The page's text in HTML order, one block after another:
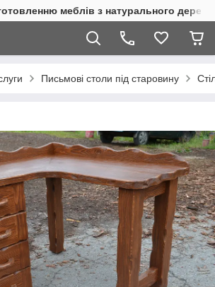
меблів з натурального
Письмові столи під старовину